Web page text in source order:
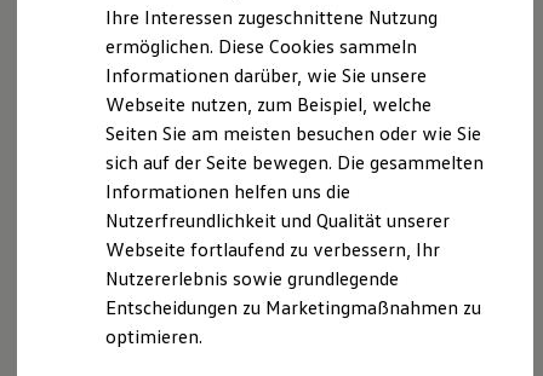
Für Gewerbekunden
Versicherungen & Garantien
Garantien
Kfz-Versicherung für Nutzfahrzeuge
Restschuldversicherung
Wartungsverträge
Besitzer & Service
Reparatur & Service
Sommer-Special
Reparatur, Pflege & Inspektion
Servicetermin anfragen
Service-Vorteile bei Volkswagen Nutzfahrzeuge
ServicePlus
Economy Service
Räder & Reifen Service
Ersatzfahrzeuge
Gerhard Koch
Gebietsaußendienst Volkswagen Nutzfahrzeuge
0971 5004-77
E-Mail schreiben
Ihre Interessen zugeschnittene Nutzung
ermöglichen. Diese Cookies sammeln
Informationen darüber, wie Sie unsere
Webseite nutzen, zum Beispiel, welche
Seiten Sie am meisten besuchen oder wie Sie
sich auf der Seite bewegen. Die gesammelten
Informationen helfen uns die
Nutzerfreundlichkeit und Qualität unserer
Webseite fortlaufend zu verbessern, Ihr
Nutzererlebnis sowie grundlegende
Entscheidungen zu Marketingmaßnahmen zu
optimieren.